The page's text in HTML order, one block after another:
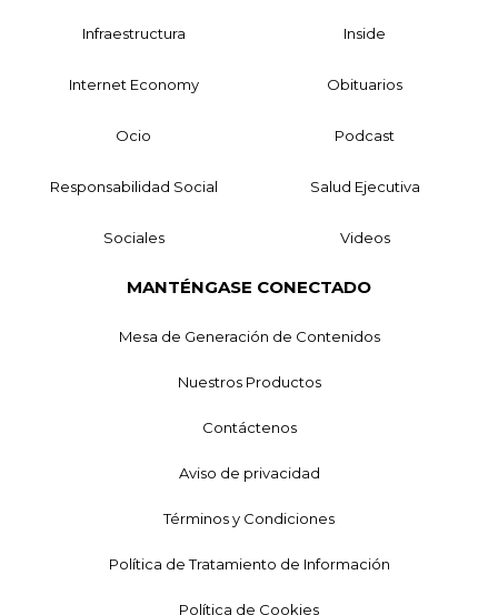
Infraestructura Inside
Internet Economy Obituarios
Ocio Podcast
Responsabilidad Social Salud Ejecutiva
Sociales Videos
MANTÉNGASE CONECTADO
Mesa de Generación de Contenidos
Nuestros Productos
Contáctenos
Aviso de privacidad
Términos y Condiciones
Política de Tratamiento de Información
Política de Cookies